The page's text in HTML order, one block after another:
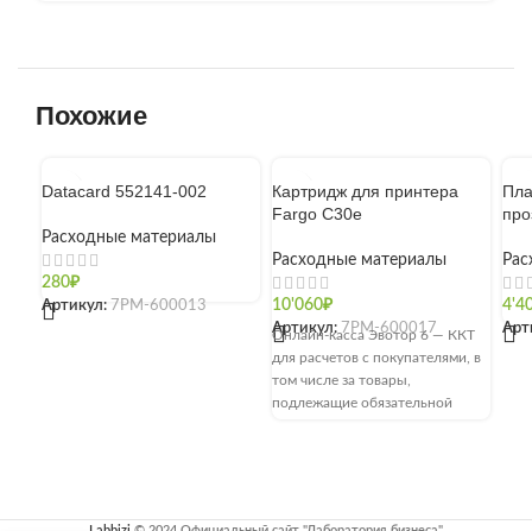
Похожие
Datacard 552141-002
Расходные материалы
280₽
Артикул: 7РМ-600013
Картридж для принтера
Fargo C30e
Расходные материалы
10'060₽
Артикул: 7РМ-600017
Онлайн-касса Эвотор 6 — ККТ
для расчетов с покупателями, в
том числе за товары,
подлежащие обязательной